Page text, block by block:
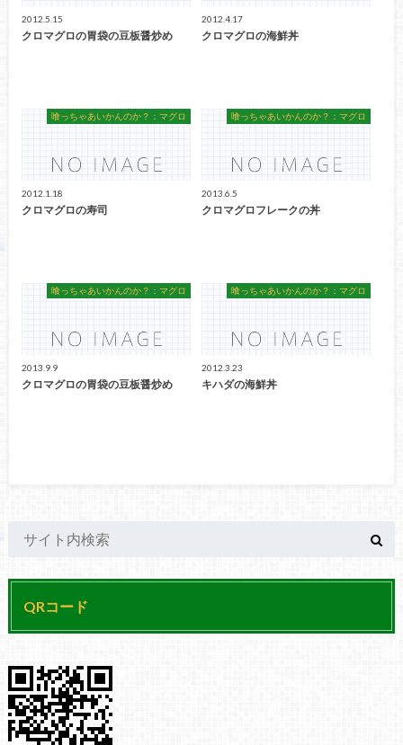
2012.5.15
クロマグロの胃袋の豆板醤炒め
2012.4.17
クロマグロの海鮮丼
喰っちゃあいかんのか？：マグロ
2012.1.18
クロマグロの寿司
喰っちゃあいかんのか？：マグロ
2013.6.5
クロマグロフレークの丼
喰っちゃあいかんのか？：マグロ
2013.9.9
クロマグロの胃袋の豆板醤炒め
喰っちゃあいかんのか？：マグロ
2012.3.23
キハダの海鮮丼
QRコード